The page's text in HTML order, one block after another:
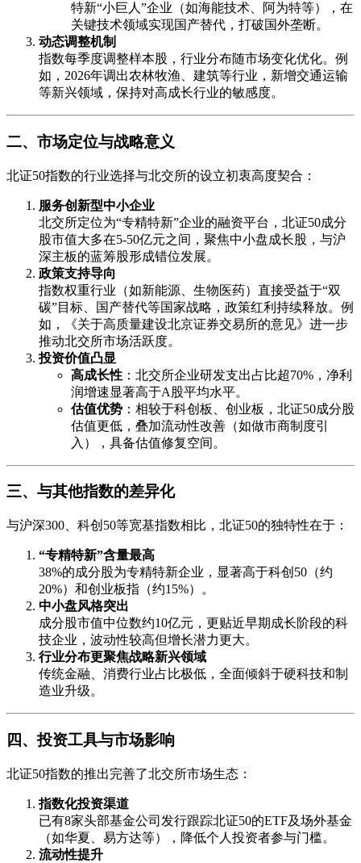
特新“小巨人”企业（如海能技术、阿为特等），在
关键技术领域实现国产替代，打破国外垄断。
动态调整机制
指数每季度调整样本股，行业分布随市场变化优化。例
如，2026年调出农林牧渔、建筑等行业，新增交通运输
等新兴领域，保持对高成长行业的敏感度。
二、市场定位与战略意义
北证50指数的行业选择与北交所的设立初衷高度契合：
服务创新型中小企业
北交所定位为“专精特新”企业的融资平台，北证50成分
股市值大多在5-50亿元之间，聚焦中小盘成长股，与沪
深主板的蓝筹股形成错位发展。
政策支持导向
指数权重行业（如新能源、生物医药）直接受益于“双
碳”目标、国产替代等国家战略，政策红利持续释放。例
如，《关于高质量建设北京证券交易所的意见》进一步
推动北交所市场活跃度。
投资价值凸显
高成长性 ：北交所企业研发支出占比超70%，净利
润增速显著高于A股平均水平。
估值优势 ：相较于科创板、创业板，北证50成分股
估值更低，叠加流动性改善（如做市商制度引
入），具备估值修复空间。
三、与其他指数的差异化
与沪深300、科创50等宽基指数相比，北证50的独特性在于：
“专精特新”含量最高
38%的成分股为专精特新企业，显著高于科创50（约
20%）和创业板指（约15%）。
中小盘风格突出
成分股市值中位数约10亿元，更贴近早期成长阶段的科
技企业，波动性较高但增长潜力更大。
行业分布更聚焦战略新兴领域
传统金融、消费行业占比极低，全面倾斜于硬科技和制
造业升级。
四、投资工具与市场影响
北证50指数的推出完善了北交所市场生态：
指数化投资渠道
已有8家头部基金公司发行跟踪北证50的ETF及场外基金
（如华夏、易方达等），降低个人投资者参与门槛。
流动性提升